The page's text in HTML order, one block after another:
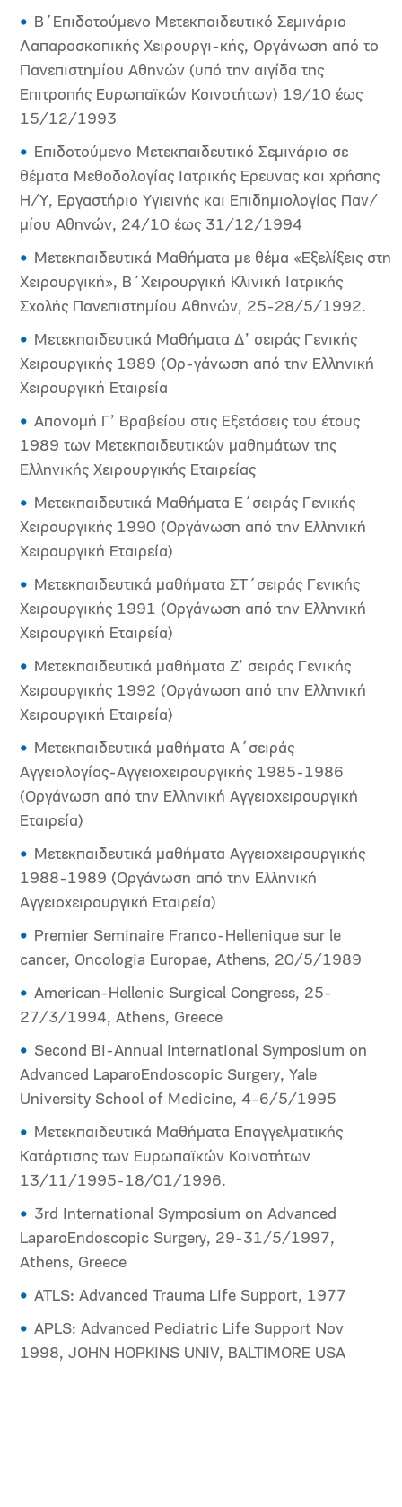
Β΄Επιδοτούμενο Μετεκπαιδευτικό Σεμινάριο
Λαπαροσκοπικής Χειρουργι-κής, Οργάνωση από το
Πανεπιστημίου Αθηνών (υπό την αιγίδα της
Επιτροπής Ευρωπαϊκών Κοινοτήτων) 19/10 έως
15/12/1993
Επιδοτούμενο Μετεκπαιδευτικό Σεμινάριο σε
θέματα Μεθοδολογίας Ιατρικής Ερευνας και χρήσης
Η/Υ, Εργαστήριο Υγιεινής και Επιδημιολογίας Παν/
μίου Αθηνών, 24/10 έως 31/12/1994
Μετεκπαιδευτικά Μαθήματα με θέμα «Εξελίξεις στη
Χειρουργική», Β΄Χειρουργική Κλινική Ιατρικής
Σχολής Πανεπιστημίου Αθηνών, 25-28/5/1992.
Μετεκπαιδευτικά Μαθήματα Δ’ σειράς Γενικής
Χειρουργικής 1989 (Ορ-γάνωση από την Ελληνική
Χειρουργική Εταιρεία
Απονομή Γ’ Βραβείου στις Εξετάσεις του έτους
1989 των Μετεκπαιδευτικών μαθημάτων της
Ελληνικής Χειρουργικής Εταιρείας
Μετεκπαιδευτικά Μαθήματα Ε΄σειράς Γενικής
Χειρουργικής 1990 (Οργάνωση από την Ελληνική
Χειρουργική Εταιρεία)
Μετεκπαιδευτικά μαθήματα ΣΤ΄σειράς Γενικής
Χειρουργικής 1991 (Οργάνωση από την Ελληνική
Χειρουργική Εταιρεία)
Μετεκπαιδευτικά μαθήματα Ζ’ σειράς Γενικής
Χειρουργικής 1992 (Οργάνωση από την Ελληνική
Χειρουργική Εταιρεία)
Μετεκπαιδευτικά μαθήματα Α΄σειράς
Αγγειολογίας-Αγγειοχειρουργικής 1985-1986
(Οργάνωση από την Ελληνική Αγγειοχειρουργική
Εταιρεία)
Μετεκπαιδευτικά μαθήματα Αγγειοχειρουργικής
1988-1989 (Οργάνωση από την Ελληνική
Αγγειοχειρουργική Εταιρεία)
Premier Seminaire Franco-Hellenique sur le
cancer, Oncologia Europae, Athens, 20/5/1989
American-Hellenic Surgical Congress, 25-
27/3/1994, Athens, Greece
Second Bi-Annual International Symposium on
Advanced LaparoEndoscopic Surgery, Yale
University School of Medicine, 4-6/5/1995
Μετεκπαιδευτικά Μαθήματα Επαγγελματικής
Κατάρτισης των Ευρωπαϊκών Κοινοτήτων
13/11/1995-18/01/1996.
3rd International Symposium on Advanced
LaparoEndoscopic Surgery, 29-31/5/1997,
Athens, Greece
ATLS: Advanced Trauma Life Support, 1977
APLS: Advanced Pediatric Life Support Nov
1998, JOHN HOPKINS UNIV, BALTIMORE USA